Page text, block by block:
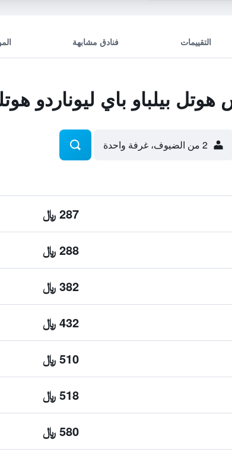
التقييمات فنادق مشابهة
بيلباو باي ليوناردو
2 من الضيوف، غرفة واحدة
287 ﷼
288 ﷼
382 ﷼
432 ﷼
510 ﷼
518 ﷼
580 ﷼